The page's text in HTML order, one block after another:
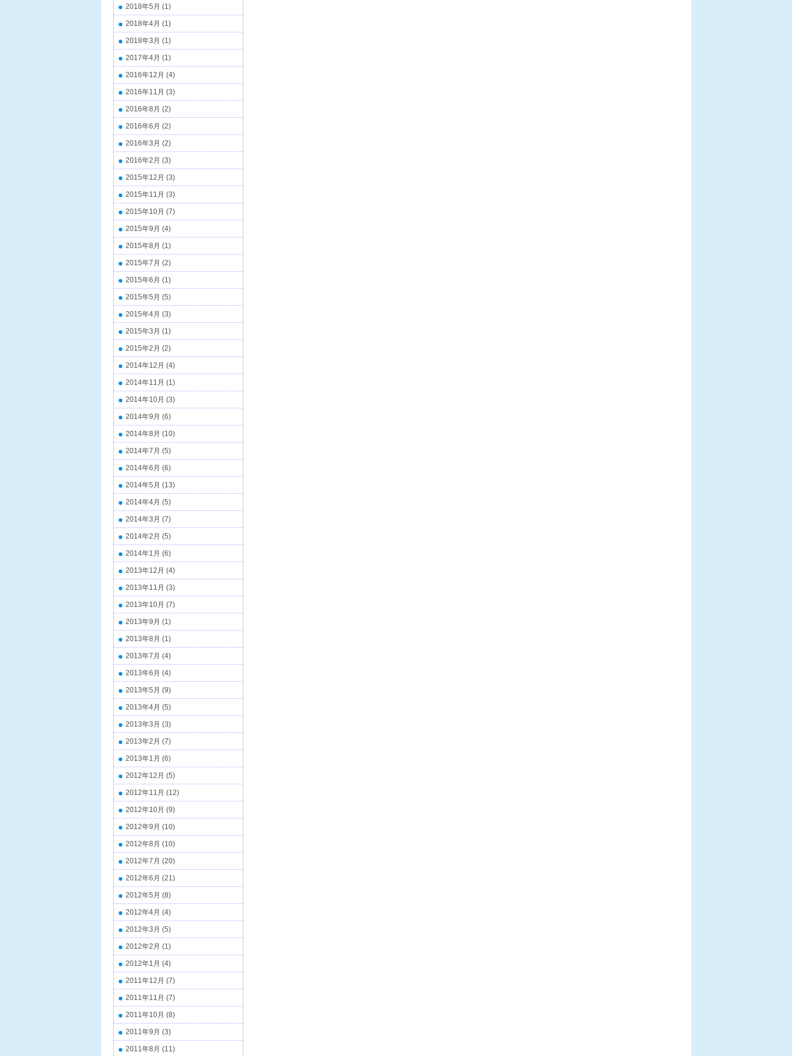
2018年5月 (1)
2018年4月 (1)
2018年3月 (1)
2017年4月 (1)
2016年12月 (4)
2016年11月 (3)
2016年8月 (2)
2016年6月 (2)
2016年3月 (2)
2016年2月 (3)
2015年12月 (3)
2015年11月 (3)
2015年10月 (7)
2015年9月 (4)
2015年8月 (1)
2015年7月 (2)
2015年6月 (1)
2015年5月 (5)
2015年4月 (3)
2015年3月 (1)
2015年2月 (2)
2014年12月 (4)
2014年11月 (1)
2014年10月 (3)
2014年9月 (6)
2014年8月 (10)
2014年7月 (5)
2014年6月 (6)
2014年5月 (13)
2014年4月 (5)
2014年3月 (7)
2014年2月 (5)
2014年1月 (6)
2013年12月 (4)
2013年11月 (3)
2013年10月 (7)
2013年9月 (1)
2013年8月 (1)
2013年7月 (4)
2013年6月 (4)
2013年5月 (9)
2013年4月 (5)
2013年3月 (3)
2013年2月 (7)
2013年1月 (6)
2012年12月 (5)
2012年11月 (12)
2012年10月 (9)
2012年9月 (10)
2012年8月 (10)
2012年7月 (20)
2012年6月 (21)
2012年5月 (8)
2012年4月 (4)
2012年3月 (5)
2012年2月 (1)
2012年1月 (4)
2011年12月 (7)
2011年11月 (7)
2011年10月 (8)
2011年9月 (3)
2011年8月 (11)